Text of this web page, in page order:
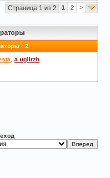
Страница 1 из 2 1 2 >
: 2
a.uglirzh